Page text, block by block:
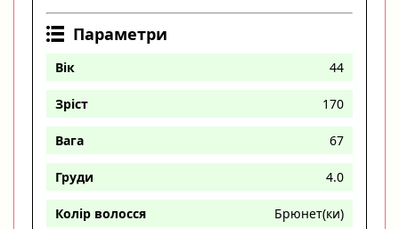
Параметри
Вік 44
Зріст 170
Вага 67
Груди 4.0
Колір волосся Брюнет(ки)